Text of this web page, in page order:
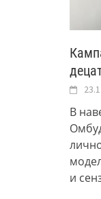
В
и